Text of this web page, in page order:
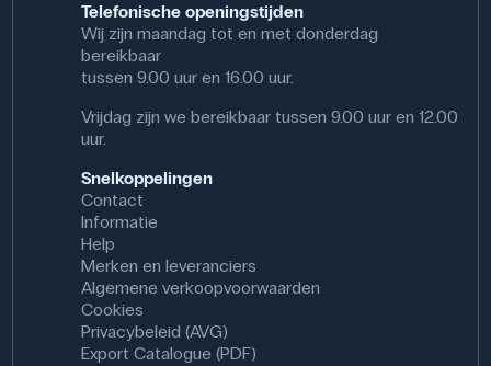
Telefonische openingstijden
Wij zijn maandag tot en met donderdag
bereikbaar
tussen 9.00 uur en 16.00 uur.
Vrijdag zijn we bereikbaar tussen 9.00 uur en 12.00
uur.
Snelkoppelingen
Contact
Informatie
Help
Merken en leveranciers
Algemene verkoopvoorwaarden
Cookies
Privacybeleid (AVG)
Export Catalogue (PDF)